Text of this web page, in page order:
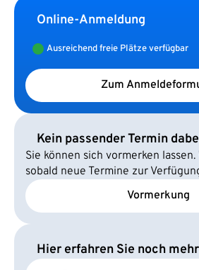
Online-Anmeldung
Ausreichend freie Plätze verfügbar
Zum
Kein passender Termin
Sie können sich vormerken
sobald neue Termine zur
Vormerkung
Hier erfahren Sie noch